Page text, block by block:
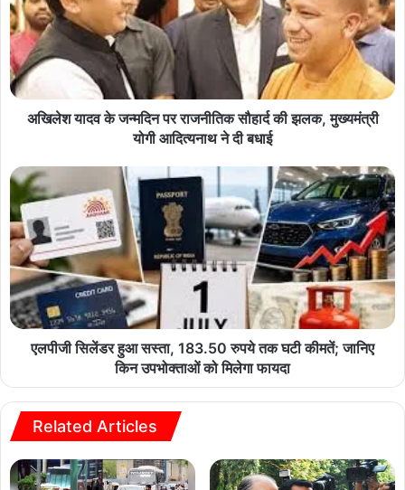
अखिलेश यादव के जन्मदिन पर राजनीतिक सौहार्द की झलक, मुख्यमंत्री
योगी आदित्यनाथ ने दी बधाई
एलपीजी सिलेंडर हुआ सस्ता, 183.50 रुपये तक घटी कीमतें; जानिए
किन उपभोक्ताओं को मिलेगा फायदा
Related Articles